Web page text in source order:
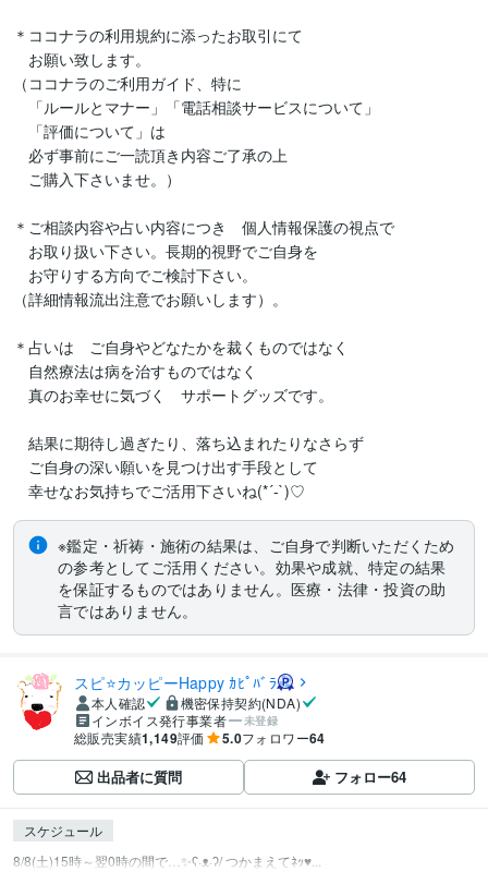
＊ココナラの利用規約に添ったお取引にて
お願い致します。
（ココナラのご利用ガイド、特に
「ルールとマナー」「電話相談サービスについて」
「評価について」は
必ず事前にご一読頂き内容ご了承の上
ご購入下さいませ。）
＊ご相談内容や占い内容につき　個人情報保護の視点で
お取り扱い下さい。長期的視野でご自身を
お守りする方向でご検討下さい。
（詳細情報流出注意でお願いします）。
＊占いは　ご自身やどなたかを裁くものではなく
自然療法は病を治すものではなく
真のお幸せに気づく　サポートグッズです。
結果に期待し過ぎたり、落ち込まれたりなさらず
ご自身の深い願いを見つけ出す手段として
※鑑定・祈祷・施術の結果は、ご自身で判断いただくため
の参考としてご活用ください。効果や成就、特定の結果
を保証するものではありません。医療・法律・投資の助
言ではありません。
スピ⭐️カッピーHappy ｶﾋﾟﾊﾞﾗ
本人確認
機密保持契約(NDA)
インボイス発行事業者
未登録
総販売実績1,149評価 5.0フォロワー64
出品者に質問 フォロー64
スケジュール
8/8(土)15時～翌0時の間で…✨ʕ⁠·ᴥ⁠·⁠ʔ/ つかまえてﾈｯ♥...